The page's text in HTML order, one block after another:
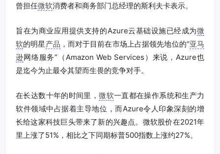
曾担任微软消费者和商务部门总经理的斯利夫卡表示。
旨在为商业应用提供支持的Azure云基础设施已经成为微
软的明星 产品 ，而对于目前在市场上占据领先地位的“亚马
逊网络服务”（Amazon Web Services）来说，Azure也
是迄今为止最令其望而生畏的竞争对手。
在长达数十年的时间里，微软一直都在操作系统和生产力
软件领域中占据着主导地位，而Azure令人印象深刻的增
长给这家科技巨头带来了新的兴趣点。微软股价在2021年
里上涨了51%，相比之下同期标普500指数上涨约27%。